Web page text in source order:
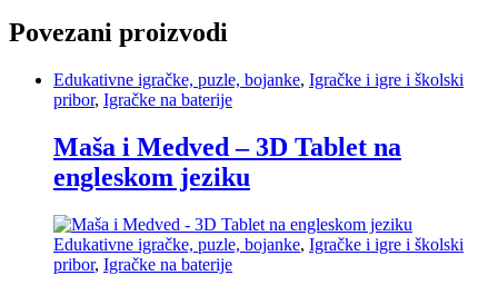
Povezani proizvodi
Edukativne igračke, puzle, bojanke, Igračke i igre i školski
pribor, Igračke na baterije
Maša i Medved – 3D Tablet na
engleskom jeziku
Edukativne igračke, puzle, bojanke, Igračke i igre i školski
pribor, Igračke na baterije